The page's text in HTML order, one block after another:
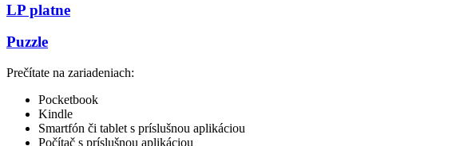
LP platne
Puzzle
Prečítate na zariadeniach:
Pocketbook
Kindle
Smartfón či tablet s príslušnou aplikáciou
Počítač s príslušnou aplikáciou